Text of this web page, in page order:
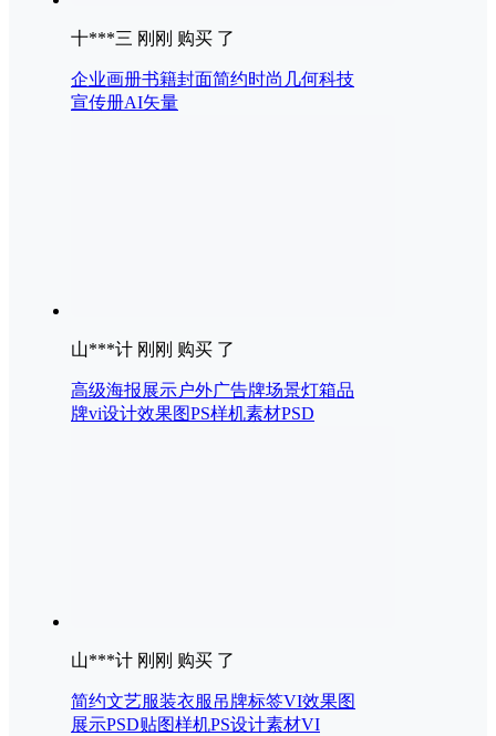
十***三 刚刚 购买 了
企业画册书籍封面简约时尚几何科技
宣传册AI矢量
山***计 刚刚 购买 了
高级海报展示户外广告牌场景灯箱品
牌vi设计效果图PS样机素材PSD
山***计 刚刚 购买 了
简约文艺服装衣服吊牌标签VI效果图
展示PSD贴图样机PS设计素材VI